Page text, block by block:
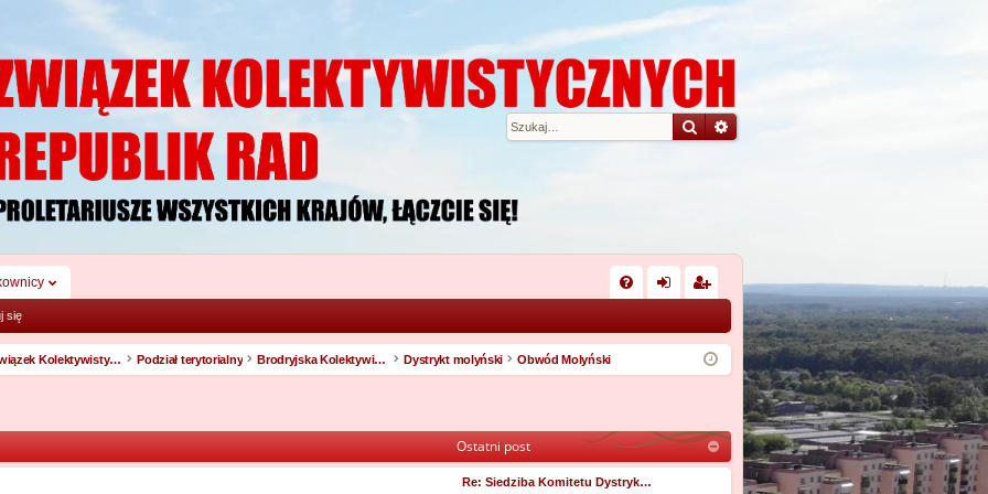
SzukajWyszukiwanie zaawansowane
W
Q og ej
j
się
Związek Kolektywistycznych Republik Rad Podział terytorialny Brodryjska Kolektywistyczna Republika Rad Dystrykt molyński Obwód Molyński
Ostatni post
Re: Siedziba Komitetu Dystryk…